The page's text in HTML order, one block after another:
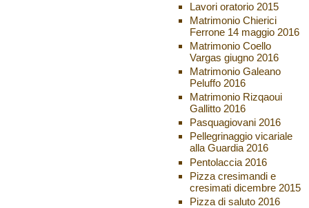
Lavori oratorio 2015
Matrimonio Chierici
Ferrone 14 maggio 2016
Matrimonio Coello
Vargas giugno 2016
Matrimonio Galeano
Peluffo 2016
Matrimonio Rizqaoui
Gallitto 2016
Pasquagiovani 2016
Pellegrinaggio vicariale
alla Guardia 2016
Pentolaccia 2016
Pizza cresimandi e
cresimati dicembre 2015
Pizza di saluto 2016